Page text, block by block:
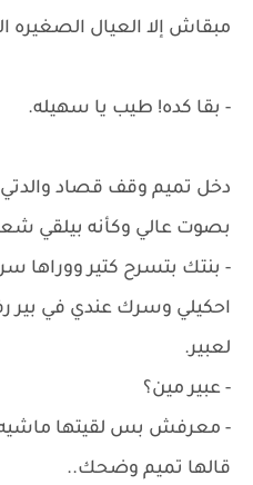
مبقاش إلا العيال الصغيره
- بقا كده! طيب يا سهيله.
دخل تميم وقف قصاد والدتي
بصوت عالي وكأنه بيلقي
- بنتك بتسرح كتير ووراها
احكيلي وسرك عندي في بير
لعبير.
- عبير مين؟
- معرفش بس لقيتها ماشيه
قالها تميم وضحك..